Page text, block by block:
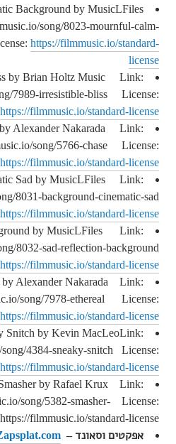
Background by MusicLFiles
song/8023-mournful-calm-
https://filmmusic.io/standard-
license
by Brian Holtz Music Link:
7989-irresistible-bliss License:
https://filmmusic.io/standard-license
by Alexander Nakarada Link:
song/5766-chase License:
https://filmmusic.io/standard-license
Sad by MusicLFiles Link:
8031-background-cinematic-sad
https://filmmusic.io/standard-license
by MusicLFiles Link:
8032-sad-reflection-background
https://filmmusic.io/standard-license
by Alexander Nakarada Link:
song/7978-ethereal License:
https://filmmusic.io/standard-license
Snitch by Kevin MacLeoLink:
4384-sneaky-snitch License:
https://filmmusic.io/standard-license
by Rafael Krux Link:
song/5382-smasher- License:
https://filmmusic.io/standard-license
אפקטים וסאונד –